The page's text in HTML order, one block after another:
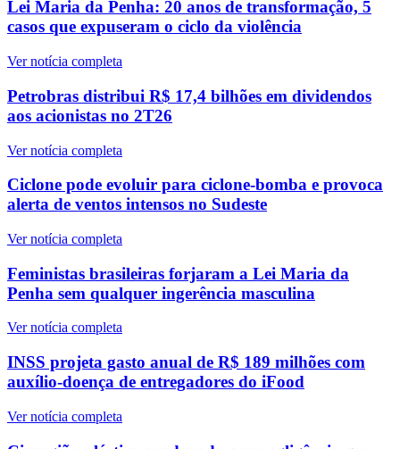
Lei Maria da Penha: 20 anos de transformação, 5
casos que expuseram o ciclo da violência
Ver notícia completa
Petrobras distribui R$ 17,4 bilhões em dividendos
aos acionistas no 2T26
Ver notícia completa
Ciclone pode evoluir para ciclone-bomba e provoca
alerta de ventos intensos no Sudeste
Ver notícia completa
Feministas brasileiras forjaram a Lei Maria da
Penha sem qualquer ingerência masculina
Ver notícia completa
INSS projeta gasto anual de R$ 189 milhões com
auxílio-doença de entregadores do iFood
Ver notícia completa